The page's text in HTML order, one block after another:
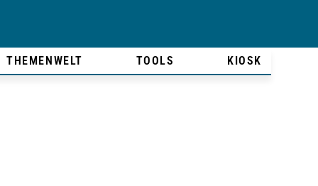
THEMENWELT TOOLS KIOSK